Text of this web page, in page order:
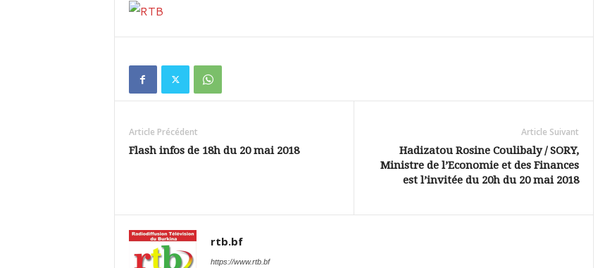
Article Précédent
Flash infos de 18h du 20 mai 2018
Article Suivant
Hadizatou Rosine Coulibaly / SORY,
Ministre de l’Economie et des Finances
est l’invitée du 20h du 20 mai 2018
rtb.bf
https://www.rtb.bf